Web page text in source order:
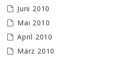
Juni 2010
Mai 2010
April 2010
März 2010